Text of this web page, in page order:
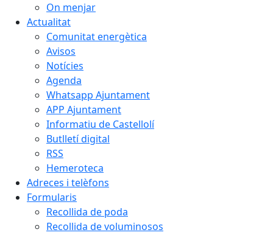
On menjar
Actualitat
Comunitat energètica
Avisos
Notícies
Agenda
Whatsapp Ajuntament
APP Ajuntament
Informatiu de Castellolí
Butlletí digital
RSS
Hemeroteca
Adreces i telèfons
Formularis
Recollida de poda
Recollida de voluminosos